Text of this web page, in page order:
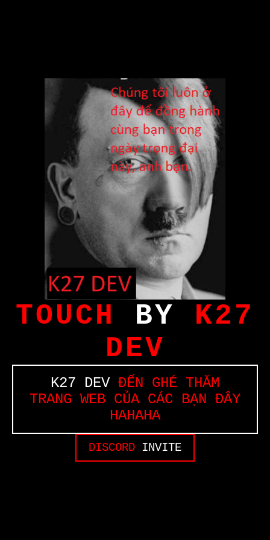
TOUCH BY K27
DEV
K27 DEVĐẾN GHÉ THĂM
TRANG WEB CỦA CÁC BẠN ĐÂY
HAHAHA
DISCORD INVITE